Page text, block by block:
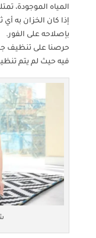
المياه الموجودة،
إذا كان الخزان به
بإصلاحه على الفور.
حرصنا على تنظيف
فيه حيث لم يتم